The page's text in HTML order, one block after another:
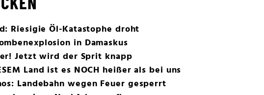
Riesigie Öl-Katastophe droht
in Damaskus
Jetzt wird der Sprit knapp
Land ist es NOCH heißer als bei uns
Landebahn wegen Feuer gesperrt